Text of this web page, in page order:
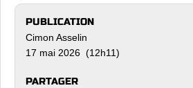
PUBLICATION
Cimon Asselin
17 mai 2026 (12h11)
PARTAGER